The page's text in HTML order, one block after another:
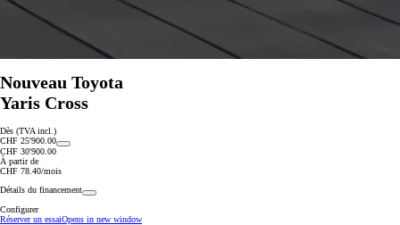
Nouveau Toyota
Yaris Cross
Dès (TVA incl.)
CHF 25'900.00
CHF 30'900.00
À partir de
CHF 78.40/mois
Détails du financement
Configurer
Réserver un essaiOpens in new window